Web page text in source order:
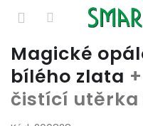
Přejít
obsah
Magické
bílého zlata
čistící utěrka